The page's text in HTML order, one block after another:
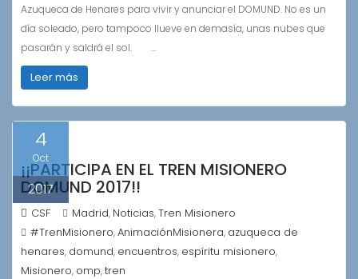
Azuqueca de Henares para vivir y anunciar el DOMUND. No es un
día soleado, pero tampoco llueve en demasía, unas nubes que
pasarán y saldrá el sol. …
Leer más
4
Oct
2017
¡¡PARTICIPA EN EL TREN MISIONERO
DOMUND 2017!!
CSF Madrid, Noticias,Tren Misionero
#TrenMisionero,AnimaciónMisionera, azuqueca de
henares, domund, encuentros, espíritu misionero,
Misionero, omp,tren